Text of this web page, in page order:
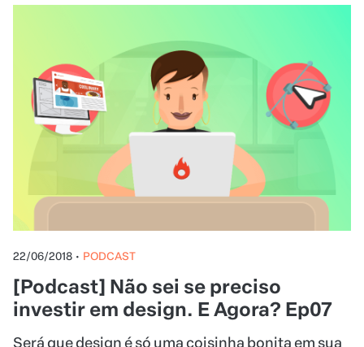
22/06/2018 • PODCAST
[Podcast] Não sei se preciso
investir em design. E Agora? Ep07
Será que design é só uma coisinha bonita em sua